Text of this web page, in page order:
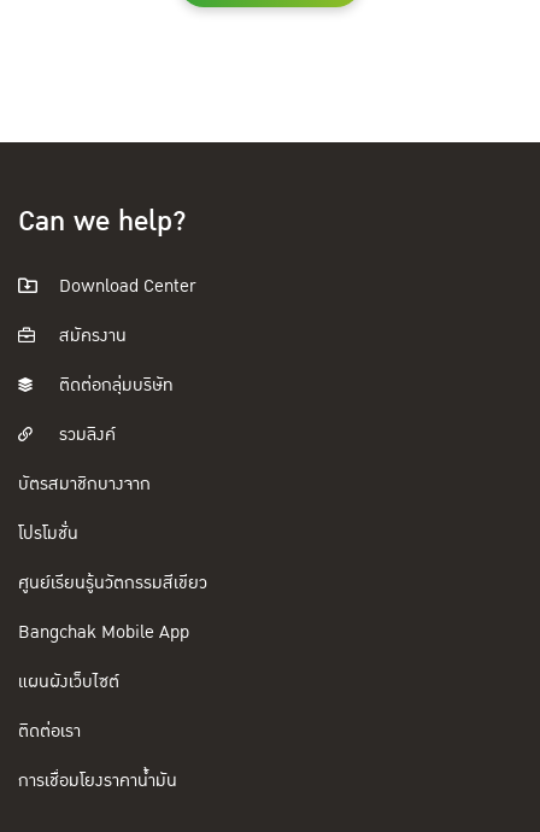
Can we help?
Download Center
สมัครงาน
ติดต่อกลุ่มบริษัท
รวมลิงค์
บัตรสมาชิกบางจาก
โปรโมชั่น
ศูนย์เรียนรู้นวัตกรรมสีเขียว
Bangchak Mobile App
แผนผังเว็บไซต์
ติดต่อเรา
การเชื่อมโยงราคาน้ำมัน